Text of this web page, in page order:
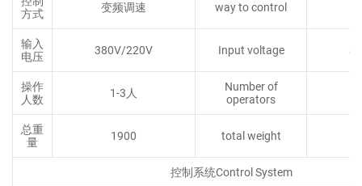
方式
变频调速 way to control
输入
电压
380V/220V Input voltage
操作
人数
1-3人
Number of
operators
总重
量
1900 total weight
控制系统Control System